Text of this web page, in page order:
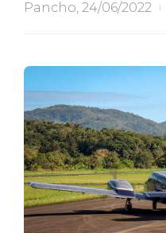
Pancho, 24/06/2022